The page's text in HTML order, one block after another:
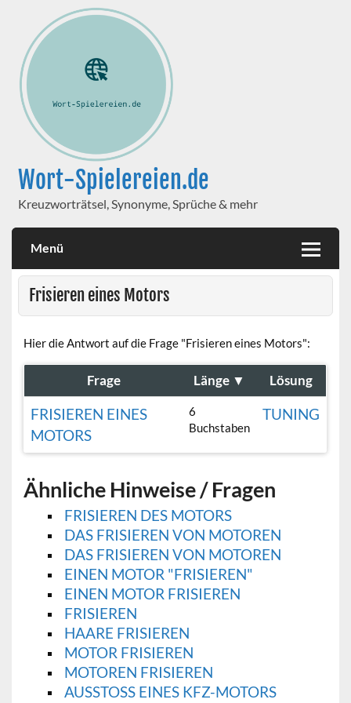
Wort-Spielereien.de
Kreuzworträtsel, Synonyme, Sprüche & mehr
Menü
Frisieren eines Motors
Hier die Antwort auf die Frage "Frisieren eines Motors":
Frage Länge ▼ Lösung
FRISIEREN EINES
MOTORS
6
Buchstaben
TUNING
Ähnliche Hinweise / Fragen
FRISIEREN DES MOTORS
DAS FRISIEREN VON MOTOREN
DAS FRISIEREN VON MOTOREN
EINEN MOTOR "FRISIEREN"
EINEN MOTOR FRISIEREN
FRISIEREN
HAARE FRISIEREN
MOTOR FRISIEREN
MOTOREN FRISIEREN
AUSSTOSS EINES KFZ-MOTORS